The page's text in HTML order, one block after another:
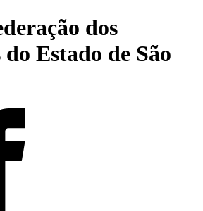
dos
do Estado de São